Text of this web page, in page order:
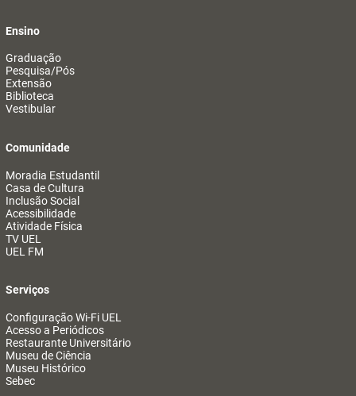
Ensino
Graduação
Pesquisa/Pós
Extensão
Biblioteca
Vestibular
Comunidade
Moradia Estudantil
Casa de Cultura
Inclusão Social
Acessibilidade
Atividade Física
TV UEL
UEL FM
Serviços
Configuração Wi-Fi UEL
Acesso a Periódicos
Restaurante Universitário
Museu de Ciência
Museu Histórico
Sebec